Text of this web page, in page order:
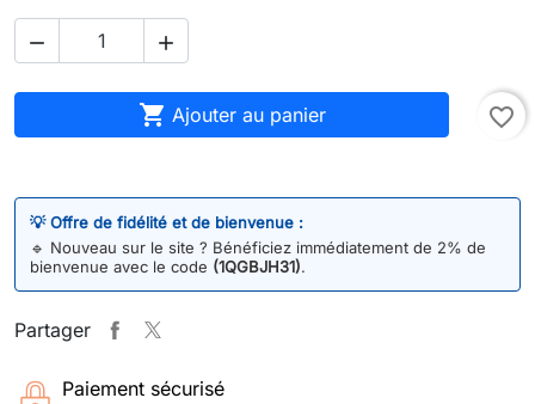
 
 Ajouter au panier favorite_border
💡 Offre de fidélité et de bienvenue :
🔹 Nouveau sur le site ? Bénéficiez immédiatement de 2% de
bienvenue avec le code (1QGBJH31).
Partager
Paiement sécurisé